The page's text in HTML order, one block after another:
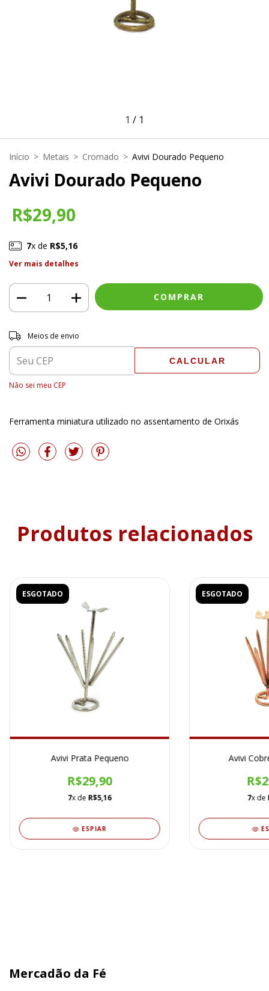
1 / 1
Início > Metais > Cromado > Avivi Dourado Pequeno
Avivi Dourado Pequeno
R$29,90
7x de R$5,16
Ver mais detalhes
Entregas para o CEP:
Meios de envio
CALCULAR
Não sei meu CEP
Ferramenta miniatura utilizado no assentamento de Orixás
Produtos relacionados
ESGOTADO
Avivi Prata Pequeno
R$29,90
7x de R$5,16
ESPIAR
ESGOTADO
Avivi
7x de
Mercadão da Fé